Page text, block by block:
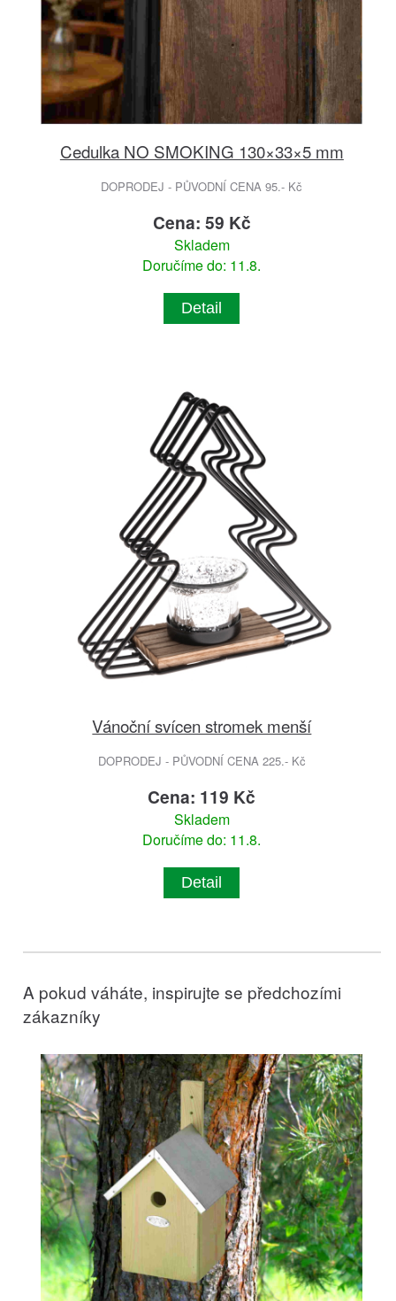
Cedulka NO SMOKING 130×33×5 mm
DOPRODEJ - PŮVODNÍ CENA 95.- Kč
Cena: 59 Kč
Skladem
Doručíme do: 11.8.
Detail
Vánoční svícen stromek menší
DOPRODEJ - PŮVODNÍ CENA 225.- Kč
Cena: 119 Kč
Skladem
Doručíme do: 11.8.
Detail
A pokud váháte, inspirujte se předchozími
zákazníky